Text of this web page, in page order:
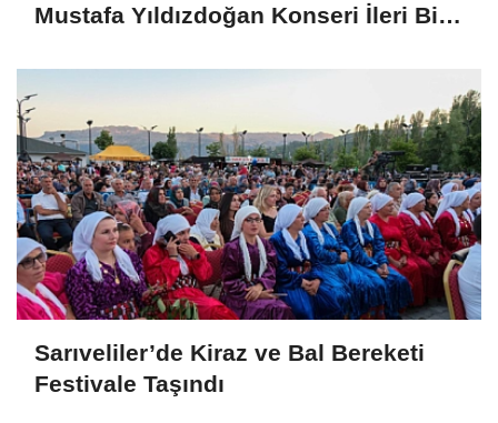
Mustafa Yıldızdoğan Konseri İleri Bir
Sarıveliler’de Kiraz ve Bal Bereketi
Festivale Taşındı